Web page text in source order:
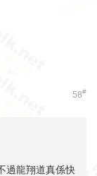
58#
過龍翔道真係快